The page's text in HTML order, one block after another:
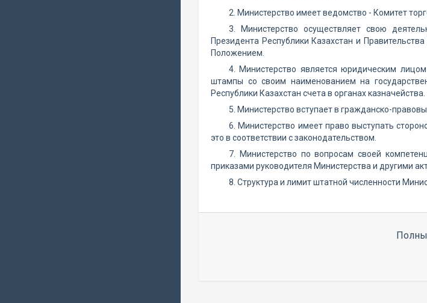
2. Министерство имеет ведомство - Комитет
3. Министерство осуществляет свою
Президента Республики Казахстан и
Положением.
4. Министерство является юридическим
штампы со своим наименованием на
Республики Казахстан счета в органах казначейства.
5. Министерство вступает в гражданско-
6. Министерство имеет право выступать
это в соответствии с законодательством.
7. Министерство по вопросам своей
приказами руководителя Министерства и другими
8. Структура и лимит штатной численности